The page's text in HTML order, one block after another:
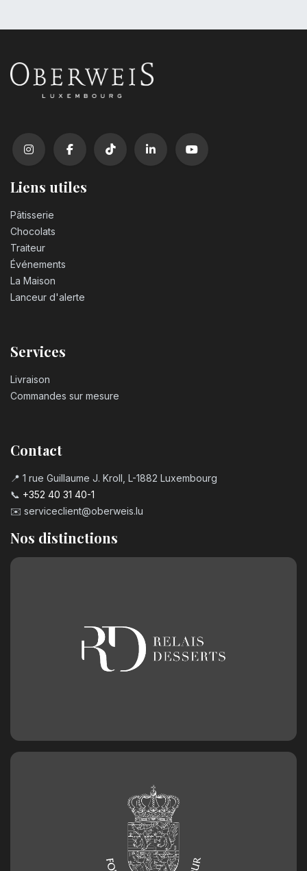
Liens utiles
Pâtisserie
Chocolats
Traiteur
Événements
La Maison
Lanceur d'alerte
Services
Livraison
Commandes sur mesure
Contact
📍 1 rue Guillaume J. Kroll, L-1882 Luxembourg
📞 +352 40 31 40-1
✉️ serviceclient@oberweis.lu
Nos distinctions